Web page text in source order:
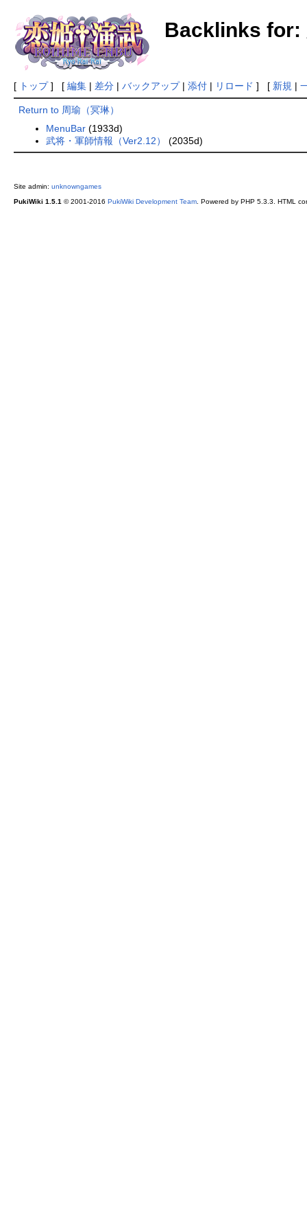
Backlinks for:
[ トップ] [ 編集| 差分| バックアップ| 添付| リロード ] [ 新規 |
Return to 周瑜（冥琳）
MenuBar(1933d)
武将・軍師情報（Ver2.12）
(2035d)
Site admin: unknowngames
PukiWiki 1.5.1 © 2001-2016 PukiWiki Development Team. Powered by PHP 5.3.3. HTML